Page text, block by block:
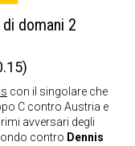
domani 2
con il singolare che
C contro Austria e
avversari degli
contro Dennis